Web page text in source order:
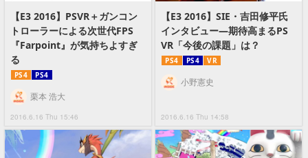
【E3 2016】PSVR＋ガンコン
トローラーによる次世代FPS
『Farpoint』が気持ちよすぎ
る
PS4 PS4
2016.6.16 Thu 15:46
栗本 浩大
【E3 2016】SIE・吉田修平氏
インタビュー―期待高まるPS
VR「今後の課題」は？
PS4 PS4 VR
2016.6.16 Thu 14:58
小野憲史